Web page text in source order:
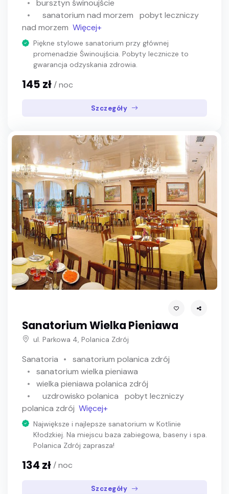
bursztyn świnoujście
sanatorium nad morzem
pobyt leczniczy
nad morzem Więcej+
Piękne stylowe sanatorium przy głównej
promenadzie Świnoujścia. Pobyty lecznicze to
gwarancja odzyskania zdrowia.
145 zł / noc
Szczegóły
Sanatorium Wielka Pieniawa
ul. Parkowa 4, Polanica Zdrój
Sanatoria
sanatorium polanica zdrój
sanatorium wielka pieniawa
wielka pieniawa polanica zdrój
uzdrowisko polanica
pobyt leczniczy
polanica zdrój Więcej+
Największe i najlepsze sanatorium w Kotlinie
Kłodzkiej. Na miejscu baza zabiegowa, baseny i spa.
Polanica Zdrój zaprasza!
134 zł / noc
Szczegóły